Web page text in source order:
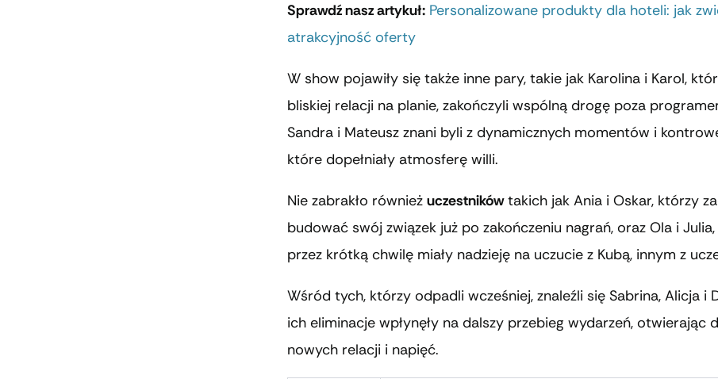
Sprawdź nasz artykuł: Personalizowane produkty dla hoteli: jak
atrakcyjność oferty
W show pojawiły się także inne pary, takie jak Karolina i Karol,
bliskiej relacji na planie, zakończyli wspólną drogę poza
Sandra i Mateusz znani byli z dynamicznych momentów i
które dopełniały atmosferę willi.
Nie zabrakło również uczestnikówtakich jak Ania i Oskar, którzy
budować swój związek już po zakończeniu nagrań, oraz Ola i
przez krótką chwilę miały nadzieję na uczucie z Kubą, innym z
Wśród tych, którzy odpadli wcześniej, znaleźli się Sabrina, Alicja i
ich eliminacje wpłynęły na dalszy przebieg wydarzeń, otwierając
nowych relacji i napięć.